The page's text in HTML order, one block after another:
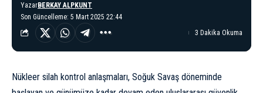
Son Güncelleme: 5 Mart 2025 22:44
YazarBERKAY ALPKUNT
3 Dakika Okuma
Nükleer silah kontrol anlaşmaları, Soğuk Savaş döneminde